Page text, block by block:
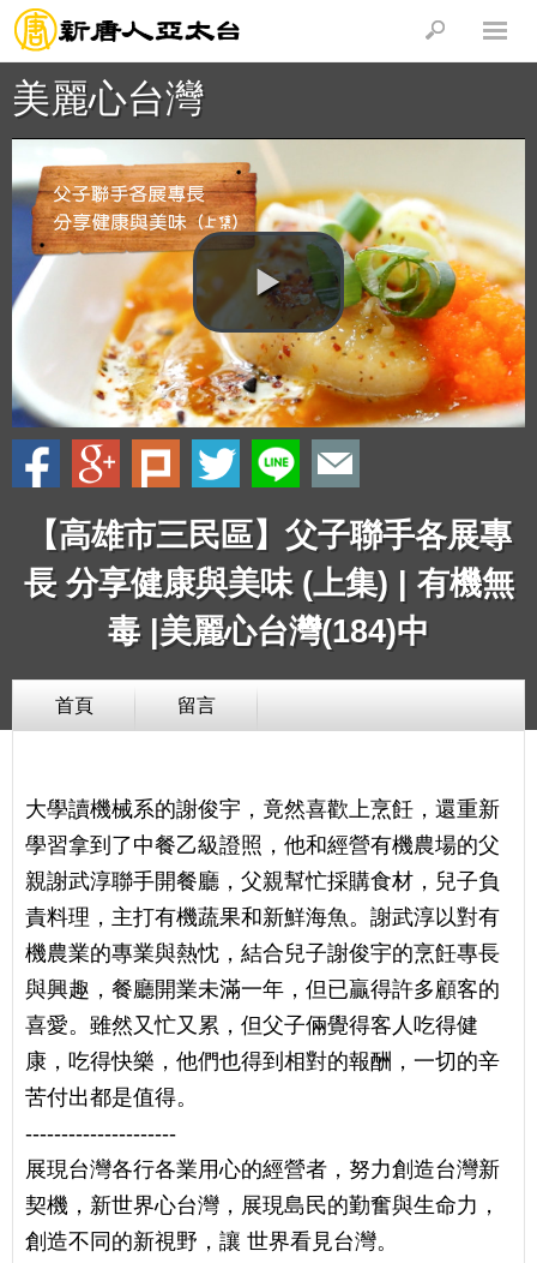
美麗心台灣
【高雄市三民區】父子聯手各展專
長 分享健康與美味 (上集) | 有機無
毒 |美麗心台灣(184)中
首頁 留言
大學讀機械系的謝俊宇，竟然喜歡上烹飪，還重新
學習拿到了中餐乙級證照，他和經營有機農場的父
親謝武淳聯手開餐廳，父親幫忙採購食材，兒子負
責料理，主打有機蔬果和新鮮海魚。謝武淳以對有
機農業的專業與熱忱，結合兒子謝俊宇的烹飪專長
與興趣，餐廳開業未滿一年，但已贏得許多顧客的
喜愛。雖然又忙又累，但父子倆覺得客人吃得健
康，吃得快樂，他們也得到相對的報酬，一切的辛
苦付出都是值得。
---------------------
展現台灣各行各業用心的經營者，努力創造台灣新
契機，新世界心台灣，展現島民的勤奮與生命力，
創造不同的新視野，讓 世界看見台灣。